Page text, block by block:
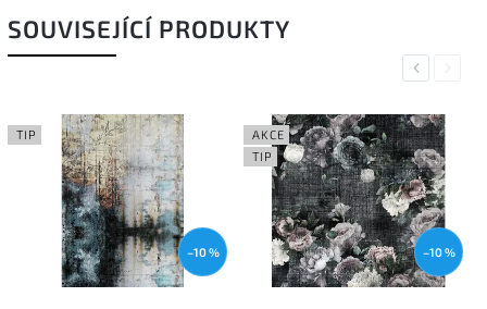
SOUVISEJÍCÍ PRODUKTY
Previous
TIP
–10 %
AKCE
TIP
–10 %
Next